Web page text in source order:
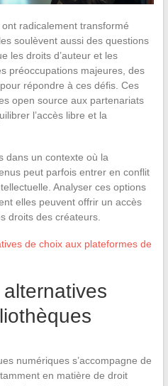
radicalement transformé
soulèvent aussi des questions
les droits d’auteur et les
préoccupations majeures, des
répondre à ces défis. Ces
open source aux partenariats
l’accès libre et la
dans un contexte où la
peut parfois entrer en conflit
Analyser ces options
elles peuvent offrir un accès
droits des créateurs.
de choix aux plateformes de
numériques s’accompagne de
en matière de droit